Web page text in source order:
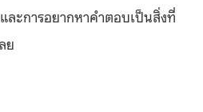
ละการอยากหาคำตอบเป็นสิ่งที่
ย